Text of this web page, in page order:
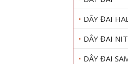
DÂY ĐAI
DÂY ĐAI
DÂY ĐAI